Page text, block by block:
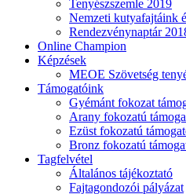
Tenyészszemle 2019
Nemzeti kutyafajtáink
Rendezvénynaptár
Online Champion
Képzések
MEOE Szövetség
Támogatóink
Gyémánt fokozat
Arany fokozatú
Ezüst fokozatú
Bronz fokozatú
Tagfelvétel
Általános tájékoztató
Fajtagondozói pályázat